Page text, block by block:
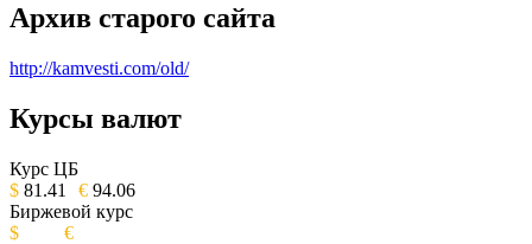
Архив старого сайта
http://kamvesti.com/old/
ОБЩЕСТВЕННО-ПОЛИТИЧЕСКОЕ
ИЗДАНИЕ КАМЧАТСКОГО КРАЯ.
Курсы валют
Курс ЦБ
$ 81.41 € 94.06
Биржевой курс
$
€